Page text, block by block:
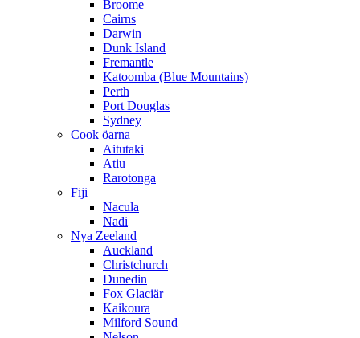
Broome
Cairns
Darwin
Dunk Island
Fremantle
Katoomba (Blue Mountains)
Perth
Port Douglas
Sydney
Cook öarna
Aitutaki
Atiu
Rarotonga
Fiji
Nacula
Nadi
Nya Zeeland
Auckland
Christchurch
Dunedin
Fox Glaciär
Kaikoura
Milford Sound